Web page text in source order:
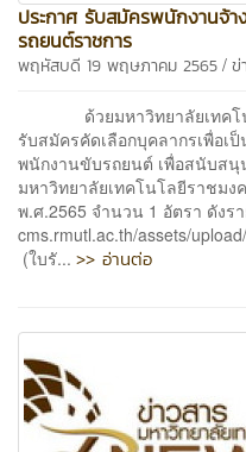
ประกาศ รับสมัครพนักงานจ้
รถยนต์ราชการ
พฤหัสบดี 19 พฤษภาคม 2565 / ข่
ด้วยมหาวิทยาลัยเทคโนโ
รับสมัครคัดเลือกบุคลากรเพื่อเ
พนักงานขับรถยนต์ เพื่อสนับสนุ
มหาวิทยาลัยเทคโนโลยีราชม
พ.ศ.2565 จำนวน 1 อัตรา ดัง
cms.rmutl.ac.th/assets/
(ใบรั... >> อ่านต่อ